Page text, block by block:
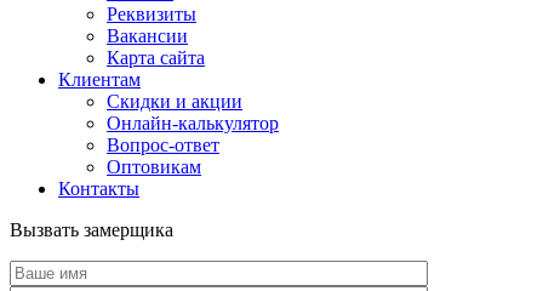
Реквизиты
Вакансии
Карта сайта
Клиентам
Скидки и акции
Онлайн-калькулятор
Вопрос-ответ
Оптовикам
Контакты
Вызвать замерщика